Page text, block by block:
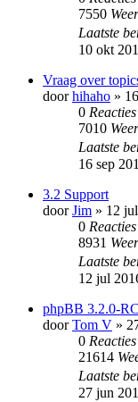
7550
Laatste
10 okt
Vraag over
doorhihaho »
0 Reacties
7010
Laatste
16 sep
3.2 Support
doorJim » 12
0 Reacties
8931
Laatste
12 jul
phpBB 3.2.0-
doorTom V »
0 Reacties
21614
Laatste
27 jun